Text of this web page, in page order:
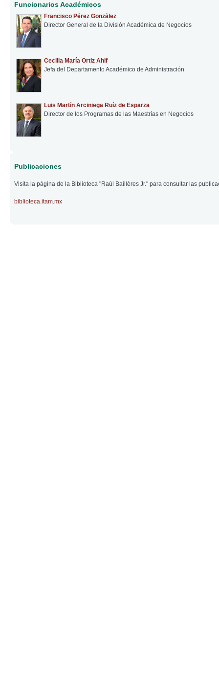
Funcionarios Académicos
Francisco Pérez González
Director General de la División Académica de Negocios
Cecilia María Ortiz Ahlf
Jefa del Departamento Académico de Administración
Luis Martín Arciniega Ruíz de Esparza
Director de los Programas de las Maestrías en Negocios
Publicaciones
Visita la página de la Biblioteca "Raúl Baillères Jr." para consultar las
biblioteca.itam.mx